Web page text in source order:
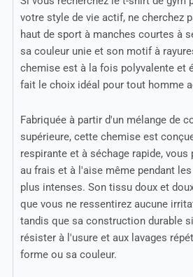
votre style de vie actif, ne cherchez
haut de sport à manches courtes à
sa couleur unie et son motif à
chemise est à la fois polyvalente et
fait le choix idéal pour tout homme
Fabriquée à partir d'un mélange de
supérieure, cette chemise est
respirante et à séchage rapide,
au frais et à l'aise même pendant
plus intenses. Son tissu doux et
que vous ne ressentirez aucune
tandis que sa construction durable
résister à l'usure et aux lavages
forme ou sa couleur.